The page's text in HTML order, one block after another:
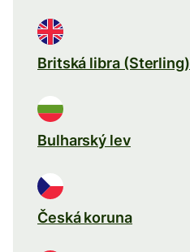
Britská libra (Sterling)
Bulharský lev
Česká koruna